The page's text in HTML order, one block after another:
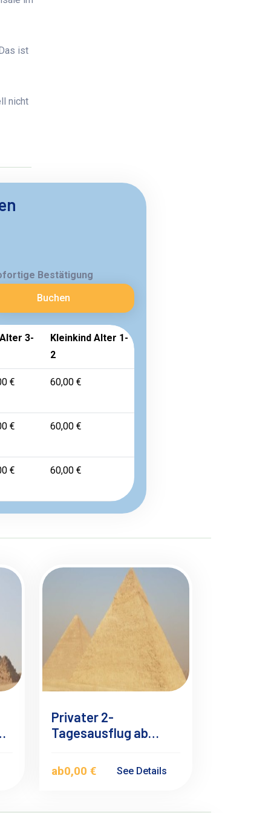
ist
nicht
Bestätigung
Buchen
3-
Kleinkind Alter 1-
2
€ 60,00 €
€ 60,00 €
€ 60,00 €
Privater 2-
Tagesausflug ab
dem Flugzeug
ab0,00 € See Details